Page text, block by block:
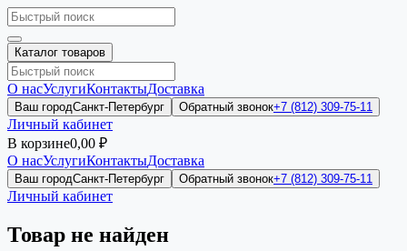
Каталог товаров
О насУслугиКонтактыДоставка
Ваш городСанкт-Петербург Обратный звонок+7 (812) 309-75-11
Личный кабинет
В корзине0,00 ₽
О насУслугиКонтактыДоставка
Ваш городСанкт-Петербург Обратный звонок+7 (812) 309-75-11
Личный кабинет
Товар не найден